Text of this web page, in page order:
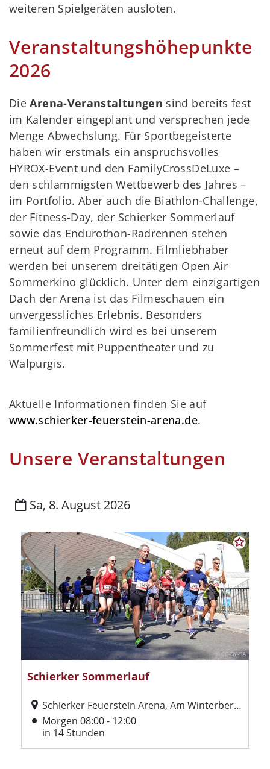
weiteren Spielgeräten ausloten.
Veranstaltungshöhepunkte
2026
DieArena-Veranstaltungen sind bereits fest
im Kalender eingeplant und versprechen jede
Menge Abwechslung. Für Sportbegeisterte
haben wir erstmals ein anspruchsvolles
HYROX-Event und den FamilyCrossDeLuxe –
den schlammigsten Wettbewerb des Jahres –
im Portfolio. Aber auch die Biathlon-Challenge,
der Fitness-Day, der Schierker Sommerlauf
sowie das Endurothon-Radrennen stehen
erneut auf dem Programm. Filmliebhaber
werden bei unserem dreitätigen Open Air
Sommerkino glücklich. Unter dem einzigartigen
Dach der Arena ist das Filmeschauen ein
unvergessliches Erlebnis. Besonders
familienfreundlich wird es bei unserem
Sommerfest mit Puppentheater und zu
Walpurgis.
Aktuelle Informationen finden Sie auf
www.schierker-feuerstein-arena.de.
Unsere Veranstaltungen